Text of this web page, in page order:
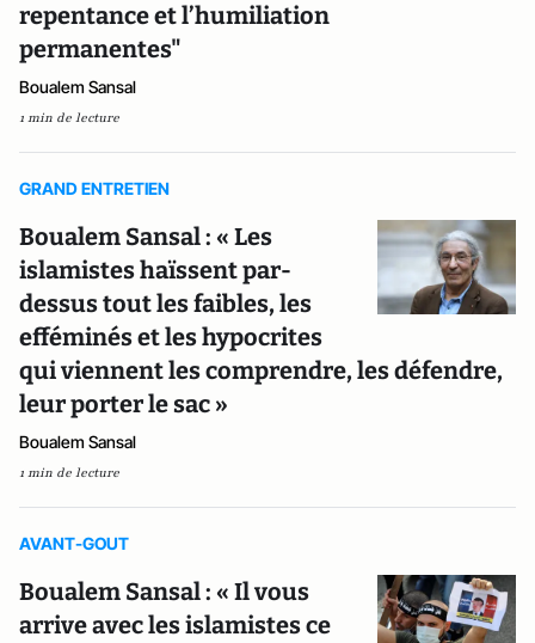
repentance et l’humiliation
permanentes"
Boualem Sansal
1 min de lecture
GRAND ENTRETIEN
Boualem Sansal : « Les
islamistes haïssent par-
dessus tout les faibles, les
efféminés et les hypocrites
qui viennent les comprendre, les défendre,
leur porter le sac »
Boualem Sansal
1 min de lecture
AVANT-GOUT
Boualem Sansal : « Il vous
arrive avec les islamistes ce